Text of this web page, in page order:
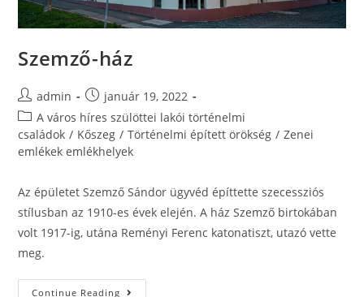
Szemző-ház
admin
január 19, 2022
A város híres szülöttei lakói történelmi
családok / Kőszeg / Történelmi épített örökség / Zenei
emlékek emlékhelyek
Az épületet Szemző Sándor ügyvéd építtette szecessziós
stílusban az 1910-es évek elején. A ház Szemző birtokában
volt 1917-ig, utána Reményi Ferenc katonatiszt, utazó vette
meg.
Continue Reading